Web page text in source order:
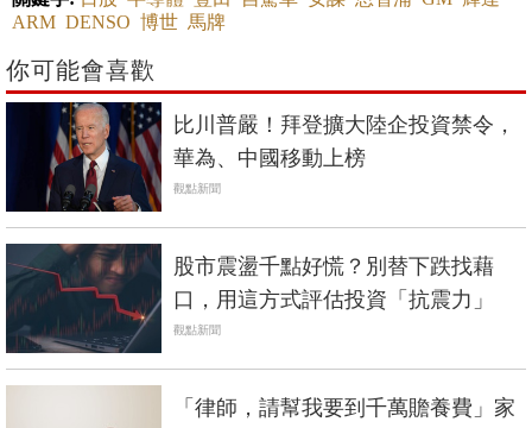
ARM DENSO 博世 馬牌
你可能會喜歡
比川普嚴！拜登擴大陸企投資禁令，
華為、中國移動上榜
觀點新聞
股市震盪千點好慌？別替下跌找藉
口，用這方式評估投資「抗震力」
觀點新聞
「律師，請幫我要到千萬贍養費」家